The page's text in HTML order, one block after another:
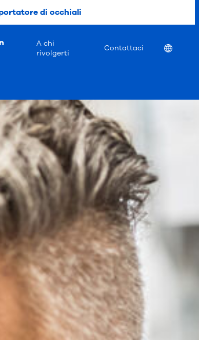
di occhiali
A chi
rivolgerti
Contattaci Location